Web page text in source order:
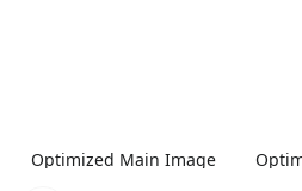
Optimized Main Image